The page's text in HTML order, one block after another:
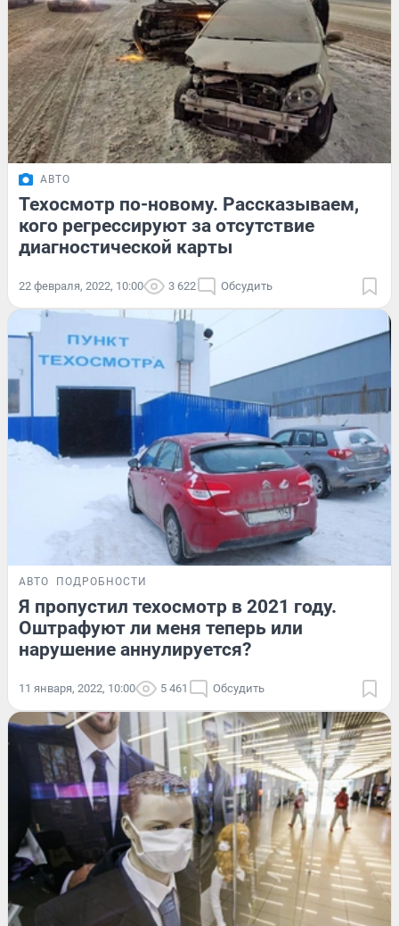
АВТО
Техосмотр по-новому. Рассказываем,
кого регрессируют за отсутствие
диагностической карты
22 февраля, 2022, 10:00 3 622 Обсудить
АВТО ПОДРОБНОСТИ
Я пропустил техосмотр в 2021 году.
Оштрафуют ли меня теперь или
нарушение аннулируется?
11 января, 2022, 10:00 5 461 Обсудить